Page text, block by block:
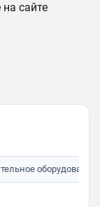
сайте
оборудование